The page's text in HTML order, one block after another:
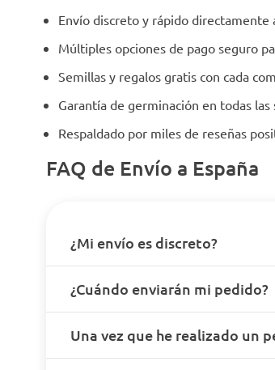
Envío discreto y rápido directamente
Múltiples opciones de pago seguro
Semillas y regalos gratis con cada
Garantía de germinación en todas las
Respaldado por miles de reseñas
FAQ de Envío a España
¿Mi envío es discreto?
¿Cuándo enviarán mi pedido?
Una vez que he realizado un